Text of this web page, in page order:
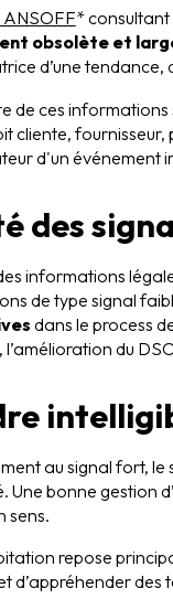
*
obsolète et
d’une tendance,
de ces
cliente,
d'un événement
des
informations
de type signal
dans le process
du
au signal fort, le
Une bonne gestion
sens.
repose
d’appréhender des